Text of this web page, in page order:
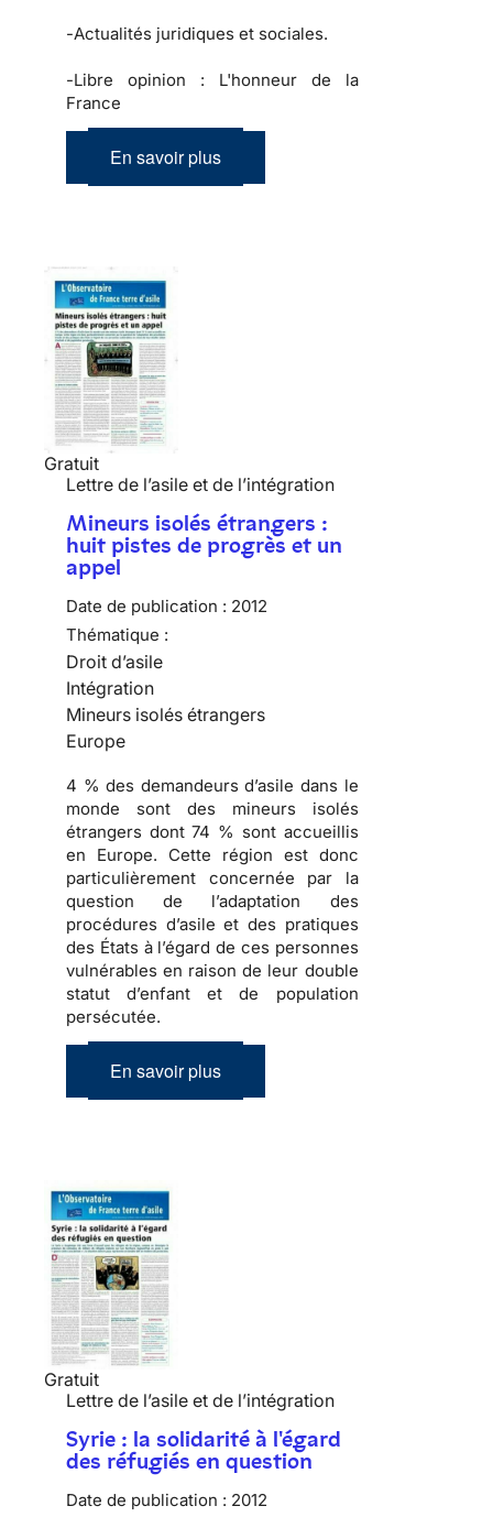
-Actualités juridiques et sociales.
-Libre opinion : L'honneur de la
France
En savoir plus
Gratuit
Lettre de l’asile et de l’intégration
Mineurs isolés étrangers :
huit pistes de progrès et un
appel
Date de publication : 2012
Thématique :
Droit d’asile
Intégration
Mineurs isolés étrangers
Europe
4 % des demandeurs d’asile dans le
monde sont des mineurs isolés
étrangers dont 74 % sont accueillis
en Europe. Cette région est donc
particulièrement concernée par la
question de l’adaptation des
procédures d’asile et des pratiques
des États à l’égard de ces personnes
vulnérables en raison de leur double
statut d’enfant et de population
persécutée.
En savoir plus
Gratuit
Lettre de l’asile et de l’intégration
Syrie : la solidarité à l'égard
des réfugiés en question
Date de publication : 2012